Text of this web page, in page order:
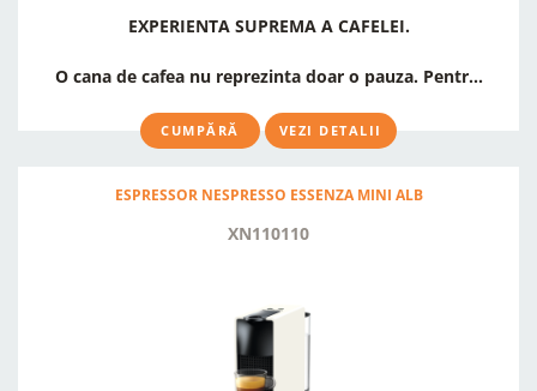
EXPERIENTA SUPREMA A CAFELEI.
O cana de cafea nu reprezinta doar o pauza. Pentr...
CUMPĂRĂ VEZI DETALII
ESPRESSOR NESPRESSO ESSENZA MINI ALB
XN110110